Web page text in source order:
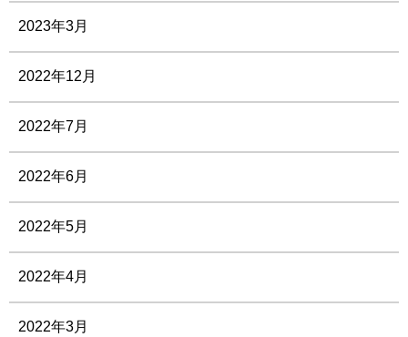
2023年3月
2022年12月
2022年7月
2022年6月
2022年5月
2022年4月
2022年3月